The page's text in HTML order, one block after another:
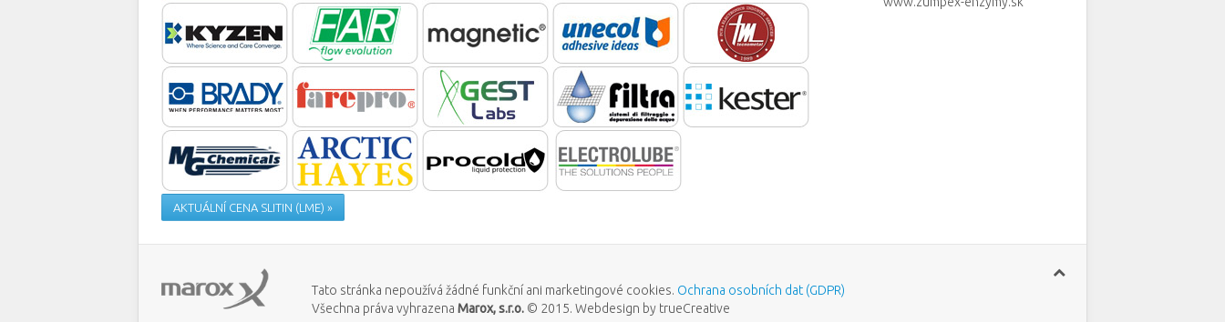
AKTUÁLNÍ CENA SLITIN (LME) »
Tato stránka nepoužívá žádné funkční ani marketingové cookies. Ochrana osobních dat (GDPR)
Všechna práva vyhrazena Marox, s.r.o. © 2015. Webdesign by trueCreative